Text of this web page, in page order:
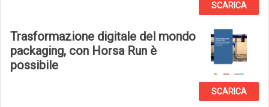
SCARICA
Trasformazione digitale del mondo
packaging, con Horsa Run è
possibile
SCARICA